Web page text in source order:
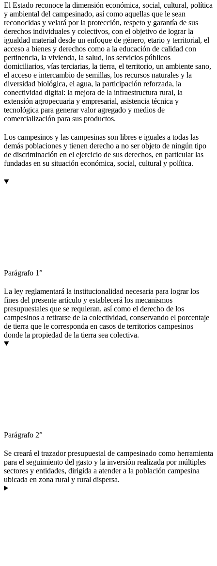
El Estado reconoce la dimensión económica, social, cultural, política
y ambiental del campesinado, así como aquellas que le sean
reconocidas y velará por la protección, respeto y garantía de sus
derechos individuales y colectivos, con el objetivo de lograr la
igualdad material desde un enfoque de género, etario y territorial, el
acceso a bienes y derechos como a la educación de calidad con
pertinencia, la vivienda, la salud, los servicios públicos
domiciliarios, vías terciarias, la tierra, el territorio, un ambiente sano,
el acceso e intercambio de semillas, los recursos naturales y la
diversidad biológica, el agua, la participación reforzada, la
conectividad digital: la mejora de la infraestructura rural, la
extensión agropecuaria y empresarial, asistencia técnica y
tecnológica para generar valor agregado y medios de
comercialización para sus productos.
Los campesinos y las campesinas son libres e iguales a todas las
demás poblaciones y tienen derecho a no ser objeto de ningún tipo
de discriminación en el ejercicio de sus derechos, en particular las
fundadas en su situación económica, social, cultural y política.
Parágrafo 1°
La ley reglamentará la institucionalidad necesaria para lograr los
fines del presente artículo y establecerá los mecanismos
presupuestales que se requieran, así como el derecho de los
campesinos a retirarse de la colectividad, conservando el porcentaje
de tierra que le corresponda en casos de territorios campesinos
donde la propiedad de la tierra sea colectiva.
Parágrafo 2°
Se creará el trazador presupuestal de campesinado como herramienta
para el seguimiento del gasto y la inversión realizada por múltiples
sectores y entidades, dirigida a atender a la población campesina
ubicada en zona rural y rural dispersa.